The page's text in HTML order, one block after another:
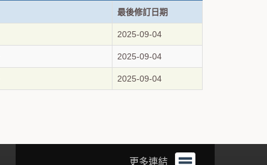
最後修訂日期
2025-09-04
2025-09-04
2025-09-04
更多連結